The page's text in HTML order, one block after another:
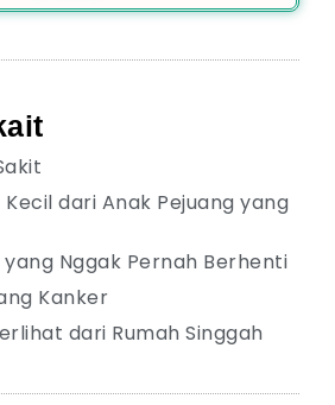
dari Anak Pejuang yang
yang Nggak Pernah Berhenti
Kanker
dari Rumah Singgah